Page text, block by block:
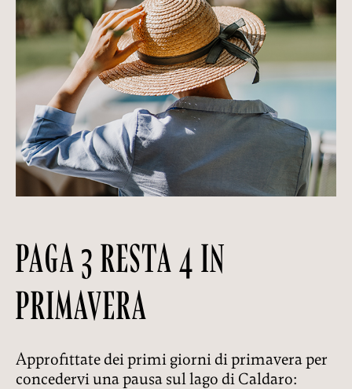
PAGA 3 RESTA 4 IN
PRIMAVERA
Approfittate dei primi giorni di primavera per
concedervi una pausa sul lago di Caldaro: